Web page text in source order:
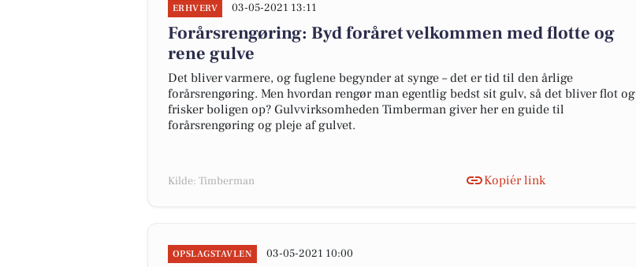
ERHVERV 03-05-2021 13:11
Forårsrengøring: Byd foråret velkommen med flotte og
rene gulve
Det bliver varmere, og fuglene begynder at synge – det er tid til den årlige
forårsrengøring. Men hvordan rengør man egentlig bedst sit gulv, så det bliver flot og
frisker boligen op? Gulvvirksomheden Timberman giver her en guide til
forårsrengøring og pleje af gulvet.
Kilde: Timberman Kopiér link
OPSLAGSTAVLEN 03-05-2021 10:00